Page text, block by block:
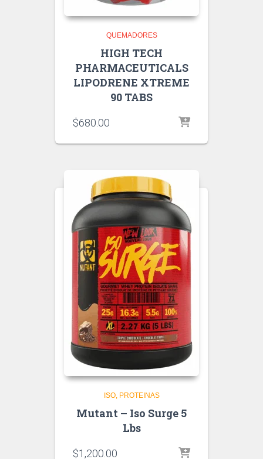
QUEMADORES
HIGH TECH
PHARMACEUTICALS
LIPODRENE XTREME
90 TABS
$680.00
ISO PROTEINAS
Mutant – Iso Surge 5
Lbs
$1,200.00